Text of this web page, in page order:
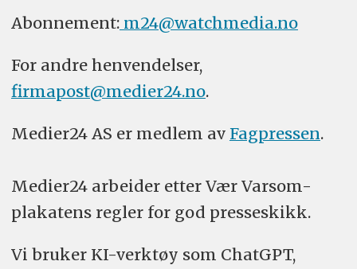
Abonnement:m24@watchmedia.no
For andre henvendelser,
firmapost@medier24.no.
Medier24 AS er medlem av Fagpressen.
Medier24 arbeider etter Vær Varsom-
plakatens regler for god presseskikk.
Vi bruker KI-verktøy som ChatGPT,